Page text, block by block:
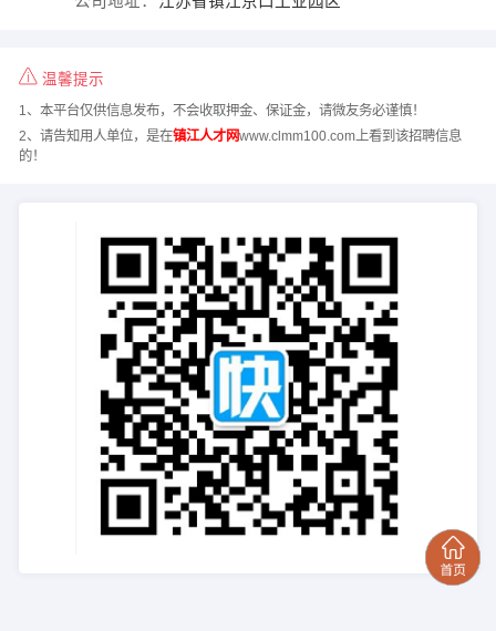
温馨提示
1、本平台仅供信息发布，不会收取押金、保证金，请微友务必谨慎！
2、请告知用人单位，是在镇江人才网www.clmm100.com上看到该招聘信息
的！